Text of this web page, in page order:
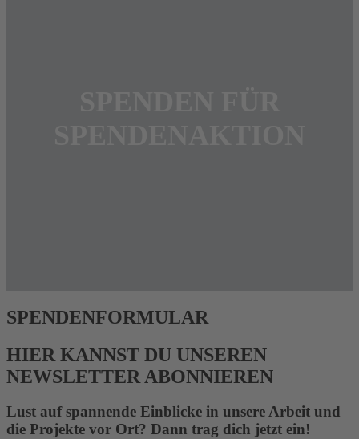
SPENDENFORMULAR
HIER KANNST DU UNSEREN
NEWSLETTER ABONNIEREN
Lust auf spannende Einblicke in unsere Arbeit und
die Projekte vor Ort? Dann trag dich jetzt ein!